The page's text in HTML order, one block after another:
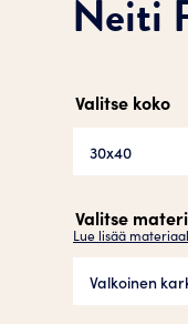
Neiti
Valitse koko
Valitse
Lue lisää